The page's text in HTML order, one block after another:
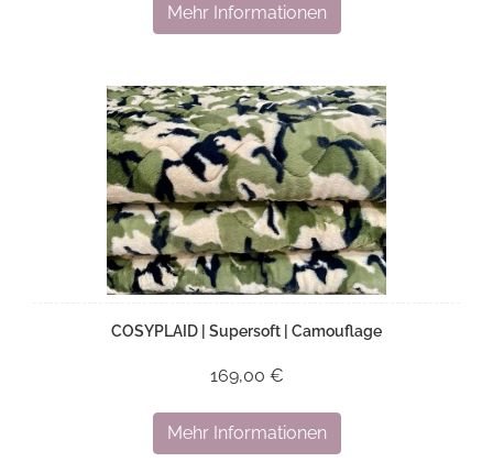
Mehr Informationen
COSYPLAID | Supersoft | Camouflage
169,00 €
Mehr Informationen